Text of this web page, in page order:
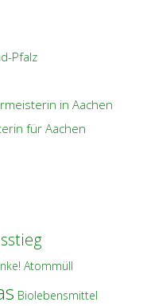
Pfalz
in Aachen
für Aachen
Atommüll
Biolebensmittel